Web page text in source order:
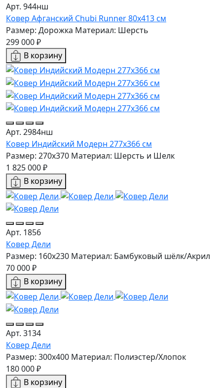
Арт. 944нш
Ковер Афганский Chubi Runner 80x413 см
Размер: Дорожка Материал: Шерсть
299 000 ₽
В корзину
Арт. 2984нш
Ковер Индийский Модерн 277x366 см
Размер: 270x370 Материал: Шерсть и Шелк
1 825 000 ₽
В корзину
Арт. 1856
Ковер Дели
Размер: 160х230 Материал: Бамбуковый шёлк/Акрил
70 000 ₽
В корзину
Арт. 3134
Ковер Дели
Размер: 300x400 Материал: Полиэстер/Хлопок
180 000 ₽
В корзину